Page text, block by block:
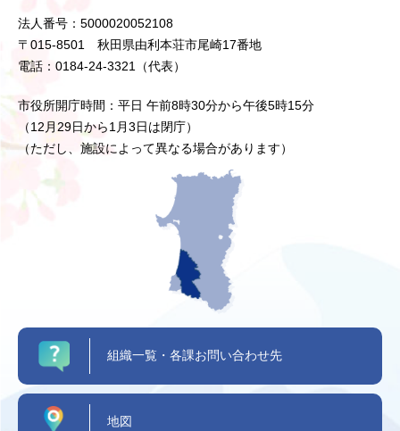
法人番号：5000020052108
〒015-8501 秋田県由利本荘市尾崎17番地
電話：0184-24-3321（代表）
市役所開庁時間：平日 午前8時30分から午後5時15分
（12月29日から1月3日は閉庁）
（ただし、施設によって異なる場合があります）
組織一覧・各課お問い合わせ先
地図